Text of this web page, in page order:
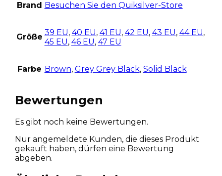
Brand Besuchen Sie den Quiksilver-Store
Größe 39 EU, 40 EU, 41 EU, 42 EU, 43 EU, 44 EU,
45 EU, 46 EU, 47 EU
Farbe Brown, Grey Grey Black, Solid Black
Bewertungen
Es gibt noch keine Bewertungen.
Nur angemeldete Kunden, die dieses Produkt
gekauft haben, dürfen eine Bewertung
abgeben.